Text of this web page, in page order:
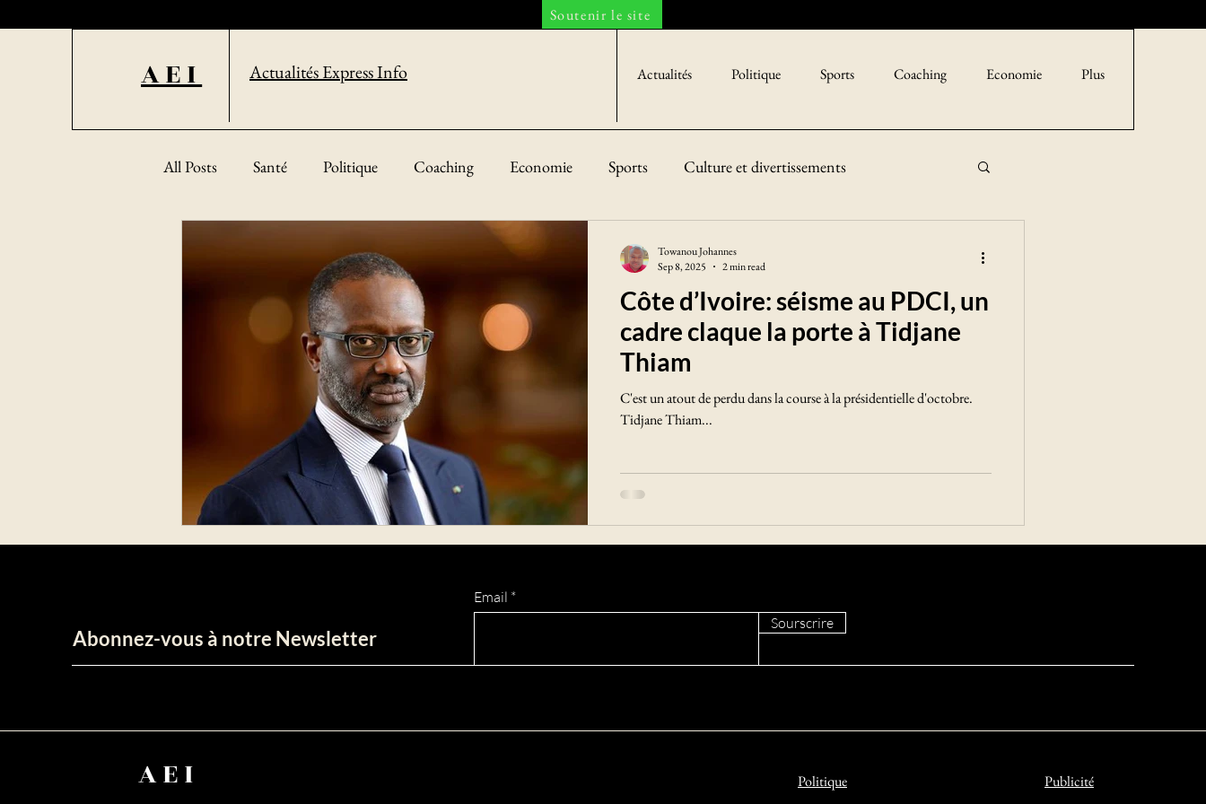
Soutenir le site
AEI Actualités Express Info Actualités Politique Sports Coaching Economie Plus
All Posts Santé Politique Coaching Economie Sports Culture et divertissements
Sciences et technologies
Côte d’Ivoire: séisme au PDCI, un
cadre claque la porte à Tidjane
Thiam
C'est un atout de perdu dans la course à la présidentielle d'octobre.
Tidjane Thiam...
Towanou Johannes
Sep 8, 2025
2 min read
Abonnez-vous à notre Newsletter
Sourscrire
Email
AEI
Politique
Publicité